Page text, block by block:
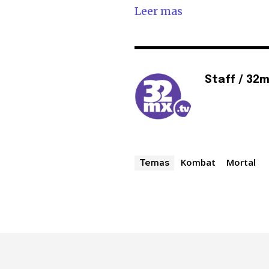
Leer mas
Staff /
Temas Kombat Mortal